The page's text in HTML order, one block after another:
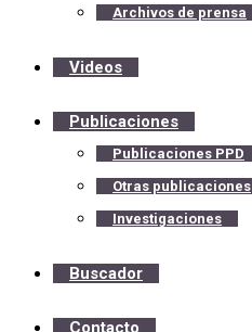
Archivos de prensa
Videos
Publicaciones
Publicaciones PPD
Otras publicaciones
Investigaciones
Buscador
Contacto